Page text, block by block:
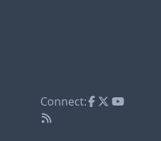
Connect: